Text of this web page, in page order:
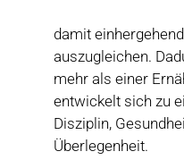
damit
auszugleichen.
mehr als einer
entwickelt sich zu
Disziplin,
Überlegenheit.